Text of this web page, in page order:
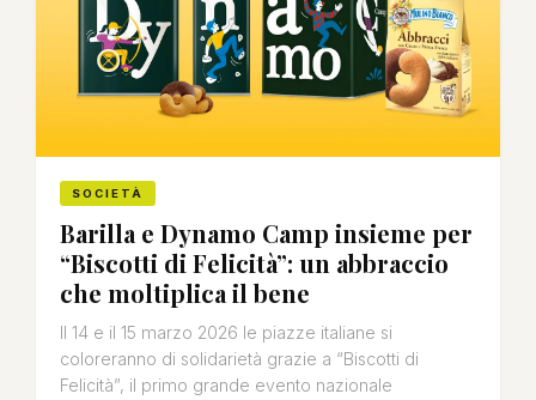
SOCIETÀ
Barilla e Dynamo Camp insieme per
“Biscotti di Felicità”: un abbraccio
che moltiplica il bene
Il 14 e il 15 marzo 2026 le piazze italiane si
coloreranno di solidarietà grazie a “Biscotti di
Felicità”, il primo grande evento nazionale